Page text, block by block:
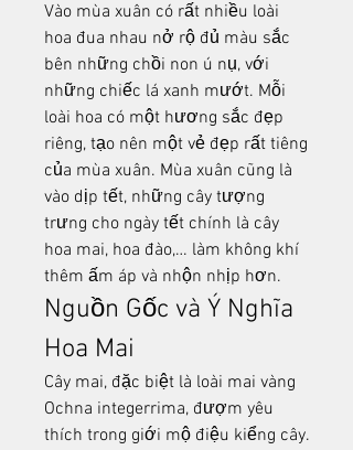
Vào mùa xuân có rất nhiều loài
hoa đua nhau nở rộ đủ màu sắc
bên những chồi non ú nụ, với
những chiếc lá xanh mướt. Mỗi
loài hoa có một hương sắc đẹp
riêng, tạo nên một vẻ đẹp rất tiêng
của mùa xuân. Mùa xuân cũng là
vào dịp tết, những cây tượng
trưng cho ngày tết chính là cây
hoa mai, hoa đào,… làm không khí
thêm ấm áp và nhộn nhịp hơn.
Nguồn Gốc và Ý Nghĩa
Hoa Mai
Cây mai, đặc biệt là loài mai vàng
Ochna integerrima, đượm yêu
thích trong giới mộ điệu kiểng cây.